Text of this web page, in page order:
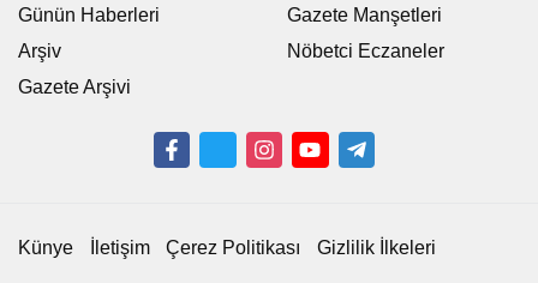
Günün Haberleri
Arşiv
Gazete Arşivi
Gazete Manşetleri
Nöbetci Eczaneler
Künye İletişim Çerez Politikası Gizlilik İlkeleri